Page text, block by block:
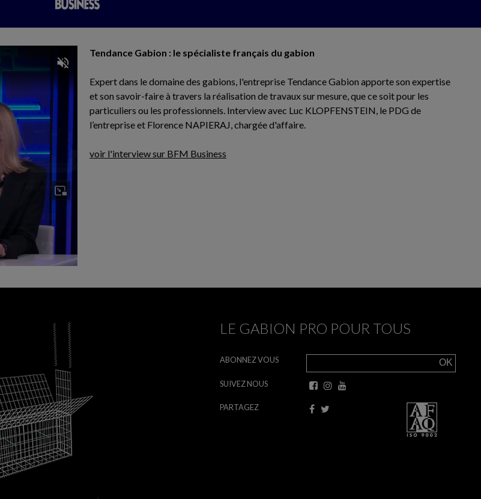
Tendance Gabion : le spécialiste français du gabion
Expert dans le domaine des gabions, l'entreprise Tendance Gabion apporte son expertise
et son savoir-faire à travers la réalisation de travaux sur mesure, que ce soit pour les
particuliers ou les professionnels. Interview avec Luc KLOPFENSTEIN, le PDG de
l’entreprise et Florence NAPIERAJ, chargée d'affaire.
voir l'interview sur BFM Business
LE GABION PRO POUR TOUS
ABONNEZ VOUS
SUIVEZ NOUS
PARTAGEZ